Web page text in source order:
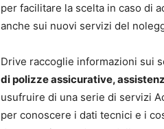
per facilitare la scelta in caso di
anche sui nuovi servizi del
Drive raccoglie informazioni sui
di polizze assicurative,
usufruire di una serie di servizi
per conoscere i dati tecnici e i